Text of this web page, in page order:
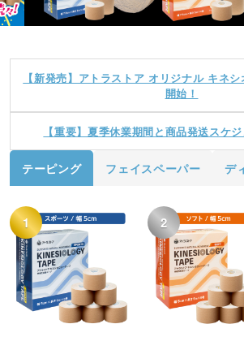
【新発売】アトラストア オリジナル キネ
開始！
【重要】夏季休業期間と商品発送スケ
テーピング フェイスペーパー デ